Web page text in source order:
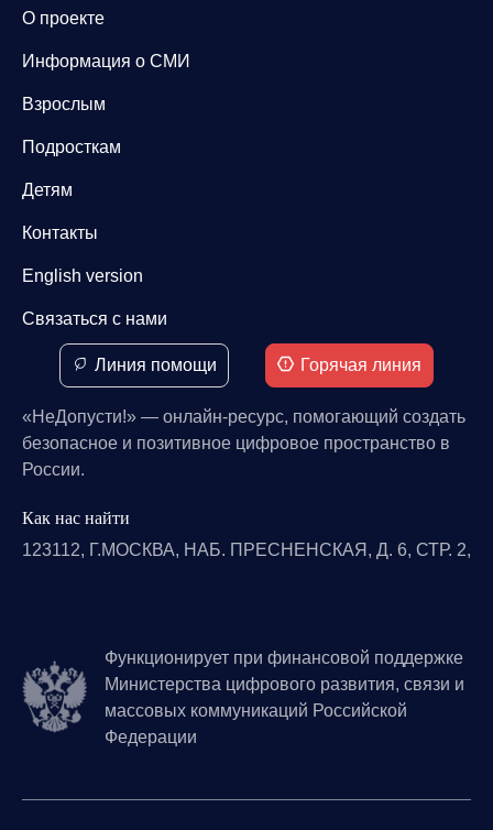
О проекте
Информация о СМИ
Взрослым
Подросткам
Детям
Контакты
English version
Связаться с нами
Линия помощи Горячая линия
«НеДопусти!» — онлайн-ресурс, помогающий создать
безопасное и позитивное цифровое пространство в
России.
Как нас найти
123112, Г.МОСКВА, НАБ. ПРЕСНЕНСКАЯ, Д. 6, СТР. 2,
Функционирует при финансовой поддержке
Министерства цифрового развития, связи и
массовых коммуникаций Российской
Федерации